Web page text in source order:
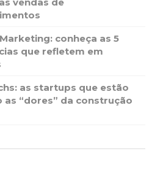
vendas de
conheça as 5
que refletem em
as startups que estão
as “dores” da construção